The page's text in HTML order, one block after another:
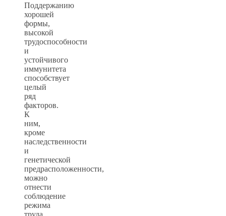
Поддержанию
хорошей
формы,
высокой
трудоспособности
и
устойчивого
иммунитета
способствует
целый
ряд
факторов.
К
ним,
кроме
наследственности
и
генетической
предрасположенности,
можно
отнести
соблюдение
режима
труда